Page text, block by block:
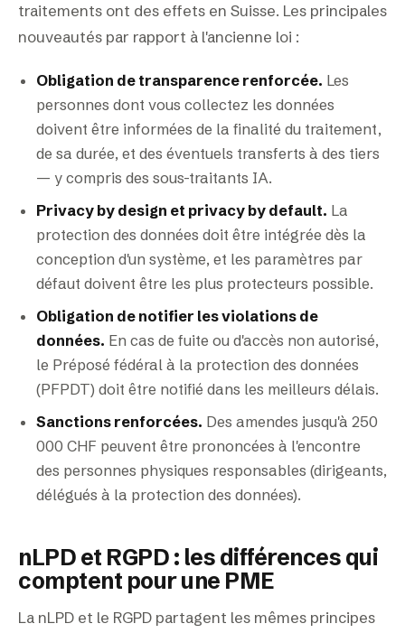
traitements ont des effets en Suisse. Les principales
nouveautés par rapport à l'ancienne loi :
Obligation de transparence renforcée. Les
personnes dont vous collectez les données
doivent être informées de la finalité du traitement,
de sa durée, et des éventuels transferts à des tiers
— y compris des sous-traitants IA.
Privacy by design et privacy by default. La
protection des données doit être intégrée dès la
conception d'un système, et les paramètres par
défaut doivent être les plus protecteurs possible.
Obligation de notifier les violations de
données. En cas de fuite ou d'accès non autorisé,
le Préposé fédéral à la protection des données
(PFPDT) doit être notifié dans les meilleurs délais.
Sanctions renforcées. Des amendes jusqu'à 250
000 CHF peuvent être prononcées à l'encontre
des personnes physiques responsables (dirigeants,
délégués à la protection des données).
nLPD et RGPD : les différences qui
comptent pour une PME
La nLPD et le RGPD partagent les mêmes principes